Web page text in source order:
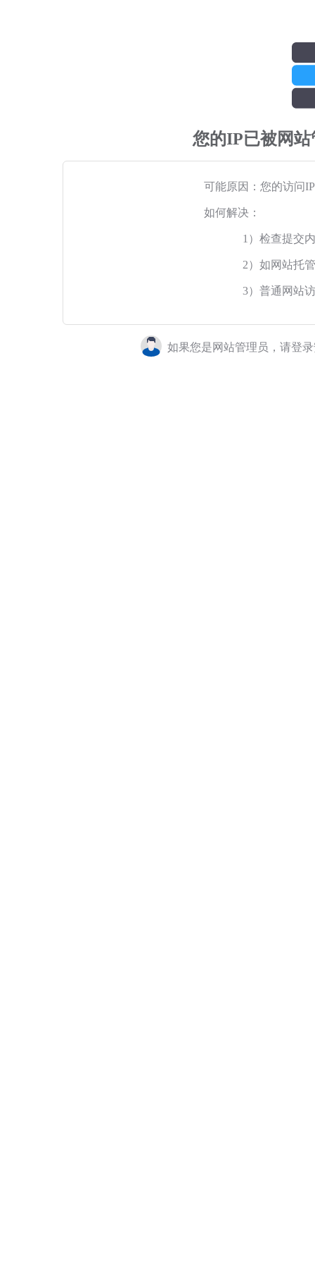
您的IP已被网
可能原因：您的访问
如何解决：
1）检查提交
2）如网站托
3）普通网站
如果您是网站管理员，请登